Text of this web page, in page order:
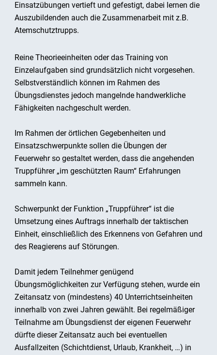
Einsatzübungen vertieft und gefestigt, dabei lernen die
Auszubildenden auch die Zusammenarbeit mit z.B.
Atemschutztrupps.
Reine Theorieeinheiten oder das Training von
Einzelaufgaben sind grundsätzlich nicht vorgesehen.
Selbstverständlich können im Rahmen des
Übungsdienstes jedoch mangelnde handwerkliche
Fähigkeiten nachgeschult werden.
Im Rahmen der örtlichen Gegebenheiten und
Einsatzschwerpunkte sollen die Übungen der
Feuerwehr so gestaltet werden, dass die angehenden
Truppführer „im geschützten Raum“ Erfahrungen
sammeln kann.
Schwerpunkt der Funktion „Truppführer“ ist die
Umsetzung eines Auftrags innerhalb der taktischen
Einheit, einschließlich des Erkennens von Gefahren und
des Reagierens auf Störungen.
Damit jedem Teilnehmer genügend
Übungsmöglichkeiten zur Verfügung stehen, wurde ein
Zeitansatz von (mindestens) 40 Unterrichtseinheiten
innerhalb von zwei Jahren gewählt. Bei regelmäßiger
Teilnahme am Übungsdienst der eigenen Feuerwehr
dürfte dieser Zeitansatz auch bei eventuellen
Ausfallzeiten (Schichtdienst, Urlaub, Krankheit, …) in